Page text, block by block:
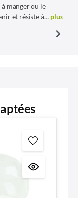
manger ou le
et résiste à… plus